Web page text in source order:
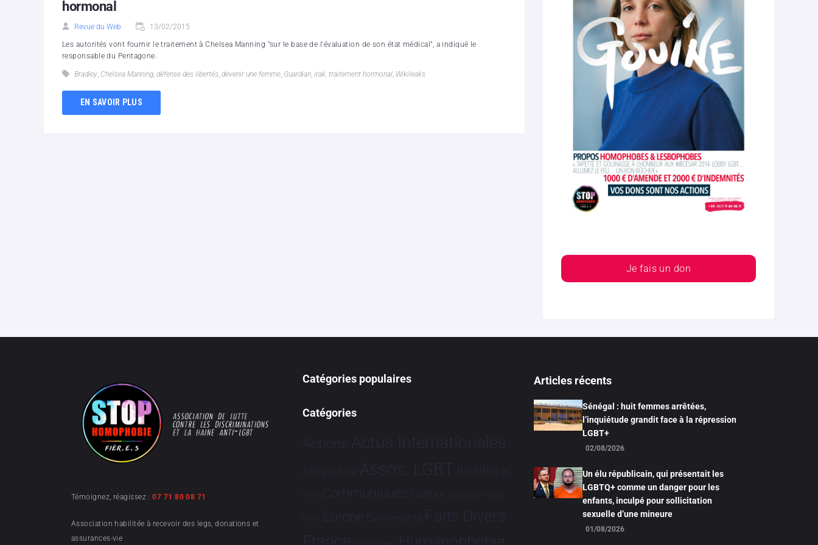
hormonal
Revue du Web 13/02/2015
Les autorités vont fournir le traitement à Chelsea Manning "sur le base de l'évaluation de son état médical", a indiqué le
responsable du Pentagone.
Bradley, Chelsea Manning, défense des libertés, devenir une femme, Guardian, irak, traitement hormonal, Wikileaks
EN SAVOIR PLUS
Je fais un don
Témoignez, réagissez :07 71 80 08 71
Association habilitée à recevoir des legs, donations et
assurances-vie
Catégories populaires
Catégories
Actions Actus Internationales
Afrique Asie Assos. LGBT Bioéthique
Brève Communiqués Culture Dialogues France-
Brésil Europe Evénements Faits Divers
Humanophobie
Articles récents
Sénégal : huit femmes arrêtées,
l’inquiétude grandit face à la répression
LGBT+
02/08/2026
Un élu républicain, qui présentait les
LGBTQ+ comme un danger pour les
enfants, inculpé pour sollicitation
sexuelle d’une mineure
01/08/2026